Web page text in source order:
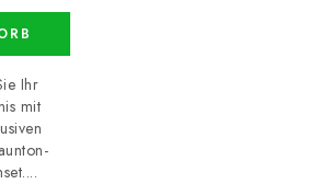
Ihr
mit